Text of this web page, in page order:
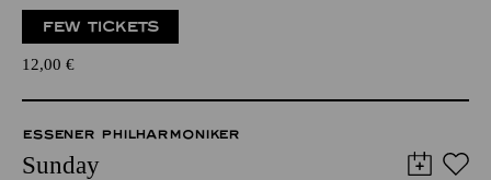
FEW TICKETS
12,00 €
ESSENER PHILHARMONIKER
Sunday